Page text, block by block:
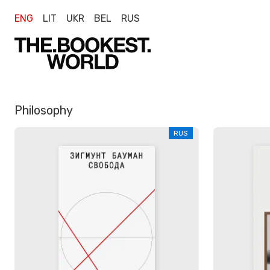
ENG LIT UKR BEL RUS
Philosophy
RUS